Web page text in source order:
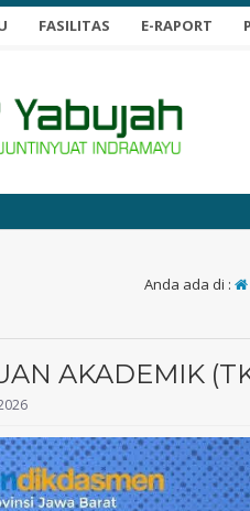
FASILITAS E-RAPORT
Anda ada di :
AKADEMIK